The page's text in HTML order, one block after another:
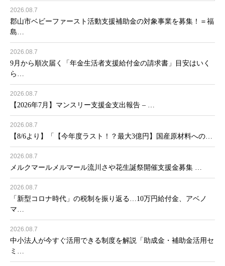
2026.08.7
郡山市ベビーファースト活動支援補助金の対象事業を募集！＝福
島…
2026.08.7
9月から順次届く「年金生活者支援給付金の請求書」目安はいく
ら…
2026.08.7
【2026年7月】マンスリー支援金支出報告 – …
2026.08.7
【8/6より】「【今年度ラスト！？最大3億円】国産原材料への…
2026.08.7
メルクマールメルマール流川さや花生誕祭開催支援金募集 …
2026.08.7
「新型コロナ時代」の税制を振り返る…10万円給付金、アベノ
マ…
2026.08.7
中小法人が今すぐ活用できる制度を解説「助成金・補助金活用セ
ミ…